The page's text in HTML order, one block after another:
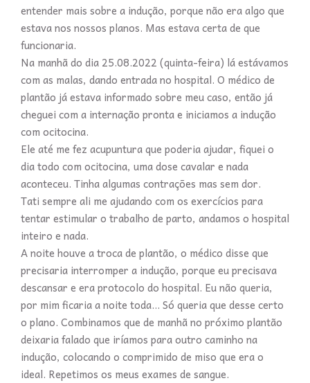
entender mais sobre a indução, porque não era algo que
estava nos nossos planos. Mas estava certa de que
funcionaria.
Na manhã do dia 25.08.2022 (quinta-feira) lá estávamos
com as malas, dando entrada no hospital. O médico de
plantão já estava informado sobre meu caso, então já
cheguei com a internação pronta e iniciamos a indução
com ocitocina.
Ele até me fez acupuntura que poderia ajudar, fiquei o
dia todo com ocitocina, uma dose cavalar e nada
aconteceu. Tinha algumas contrações mas sem dor.
Tati sempre ali me ajudando com os exercícios para
tentar estimular o trabalho de parto, andamos o hospital
inteiro e nada.
A noite houve a troca de plantão, o médico disse que
precisaria interromper a indução, porque eu precisava
descansar e era protocolo do hospital. Eu não queria,
por mim ficaria a noite toda... Só queria que desse certo
o plano. Combinamos que de manhã no próximo plantão
deixaria falado que iríamos para outro caminho na
indução, colocando o comprimido de miso que era o
ideal. Repetimos os meus exames de sangue.